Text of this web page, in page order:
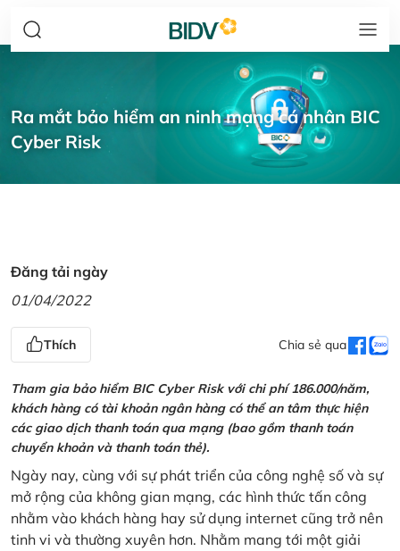
Ra mắt bảo hiểm an ninh mạng cá nhân BIC
Cyber Risk
Đăng tải ngày
01/04/2022
Thích Chia sẻ qua
Tham gia bảo hiểm BIC Cyber Risk với chi phí 186.000/năm,
khách hàng có tài khoản ngân hàng có thể an tâm thực hiện
các giao dịch thanh toán qua mạng (bao gồm thanh toán
chuyển khoản và thanh toán thẻ).
Ngày nay, cùng với sự phát triển của công nghệ số và sự
mở rộng của không gian mạng, các hình thức tấn công
nhằm vào khách hàng hay sử dụng internet cũng trở nên
tinh vi và thường xuyên hơn. Nhằm mang tới một giải